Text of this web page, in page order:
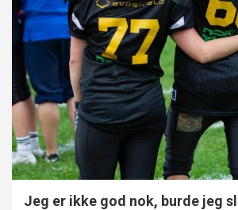
Jeg er ikke god nok, burde jeg